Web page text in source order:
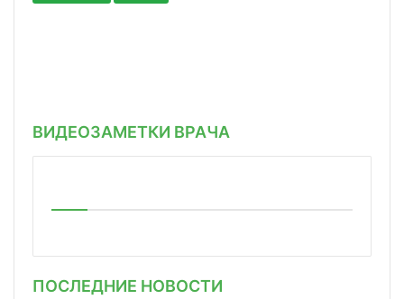
ВИДЕОЗАМЕТКИ ВРАЧА
ПОСЛЕДНИЕ НОВОСТИ